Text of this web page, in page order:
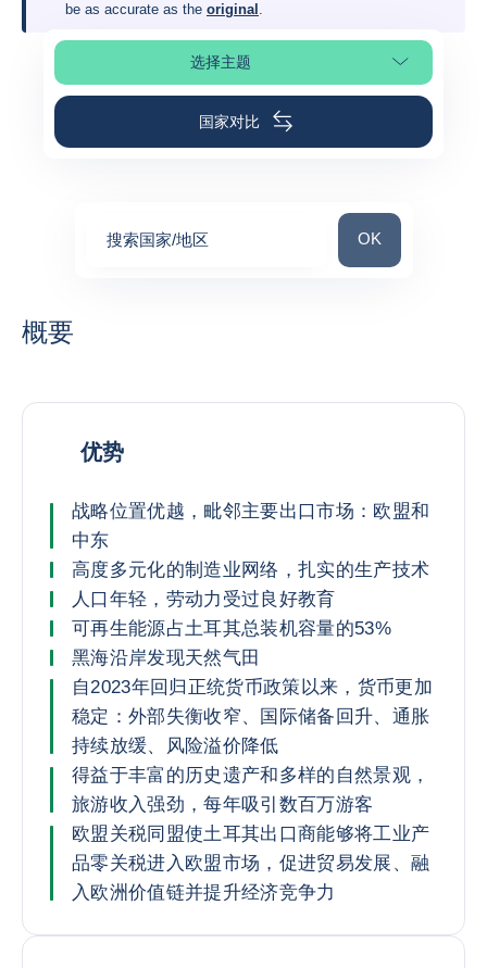
be as accurate as the original .
选择主题
选择页面
国家对比
搜索国家/地区 搜索国家/地区
OK
概要
优势
战略位置优越，毗邻主要出口市场：欧盟和
中东
高度多元化的制造业网络，扎实的生产技术
人口年轻，劳动力受过良好教育
可再生能源占土耳其总装机容量的53%
黑海沿岸发现天然气田
自2023年回归正统货币政策以来，货币更加
稳定：外部失衡收窄、国际储备回升、通胀
持续放缓、风险溢价降低
得益于丰富的历史遗产和多样的自然景观，
旅游收入强劲，每年吸引数百万游客
欧盟关税同盟使土耳其出口商能够将工业产
品零关税进入欧盟市场，促进贸易发展、融
入欧洲价值链并提升经济竞争力